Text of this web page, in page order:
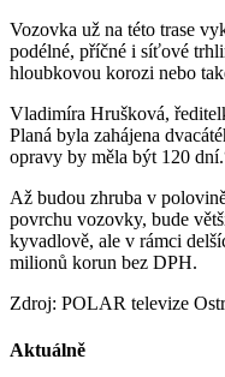
Vozovka už na této trase
podélné, příčné i síťové
hloubkovou korozi nebo
Vladimíra Hrušková,
Planá byla zahájena
opravy by měla být 120
Až budou zhruba v
povrchu vozovky, bude
kyvadlově, ale v rámci
milionů korun bez DPH.
Zdroj: POLAR televize
Aktuálně